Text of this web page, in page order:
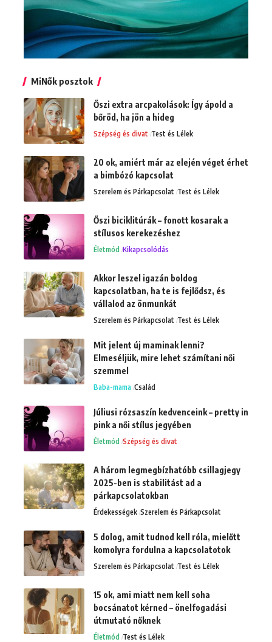
MiNők posztok
Őszi extra arcpakolások: Így ápold a
bőröd, ha jön a hideg
Szépség és divat Test és Lélek
20 ok, amiért már az elején véget érhet
a bimbózó kapcsolat
Szerelem és Párkapcsolat Test és Lélek
Őszi biciklitúrák – fonott kosarak a
stílusos kerekezéshez
Életmód Kikapcsolódás
Akkor leszel igazán boldog
kapcsolatban, ha te is fejlődsz, és
vállalod az önmunkát
Szerelem és Párkapcsolat Test és Lélek
Mit jelent új maminak lenni?
Elmeséljük, mire lehet számítani női
szemmel
Baba-mama Család
Júliusi rózsaszín kedvenceink – pretty in
pink a női stílus jegyében
Életmód Szépség és divat
A három legmegbízhatóbb csillagjegy
2025-ben is stabilitást ad a
párkapcsolatokban
Érdekességek Szerelem és Párkapcsolat
5 dolog, amit tudnod kell róla, mielőtt
komolyra fordulna a kapcsolatotok
Szerelem és Párkapcsolat Test és Lélek
15 ok, ami miatt nem kell soha
bocsánatot kérned – önelfogadási
útmutató nőknek
Életmód Test és Lélek